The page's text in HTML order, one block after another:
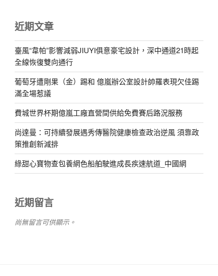
近期文章
臺風“韋帕”影響減弱JIUYI俱意豪宅設計，深中通道21時起
全線恢復雙向通行
葡萄牙遭剛果（金）踢和 億嵐辦公室設計帥羅表現欠佳踢
滿全場惹議
費城世界杯期億嵐工廠直營間供給免費賽后路況服務
尚達曼：可持續發展遇秀傳醫院健康檢查政治逆風 須靠政
策推創新減排
綠甜心寶物查包養網色船舶駛進成長疾速航道_中國網
近期留言
尚無留言可供顯示。